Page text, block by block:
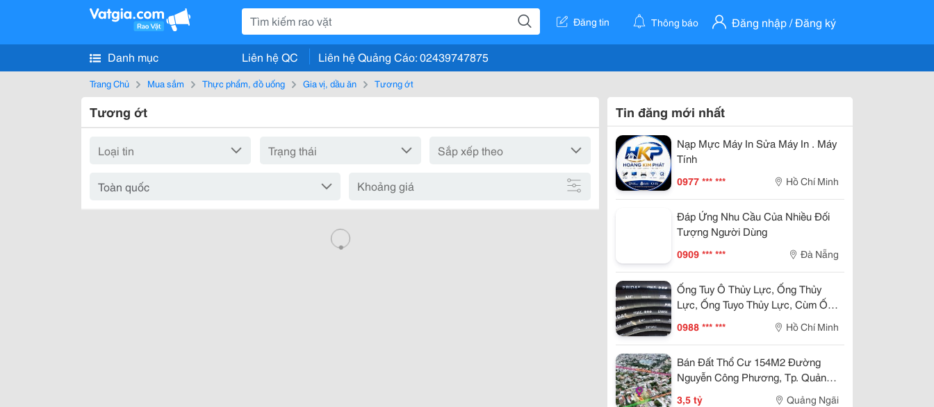
Đăng tin Thông báo Đăng nhập / Đăng ký
Danh mục Liên hệ QC Liên hệ Quảng Cáo: 02439747875
Trang Chủ Mua sắm Thực phẩm, đồ uống Gia vị, dầu ăn Tương ớt
Tương ớt
Khoảng giá
Tin đăng mới nhất
Nạp Mực Máy In Sửa Máy In . Máy
Tính
0977 *** *** Hồ Chí Minh
Đáp Ứng Nhu Cầu Của Nhiều Đối
Tượng Người Dùng
0909 *** *** Đà Nẵng
Ống Tuy Ô Thủy Lực, Ống Thủy
Lực, Ống Tuyo Thủy Lực, Cùm Ống
0988 *** *** Hồ Chí Minh
Bán Đất Thổ Cư 154M2 Đường
Nguyễn Công Phương, Tp. Quảng
3,5 tỷ Quảng Ngãi